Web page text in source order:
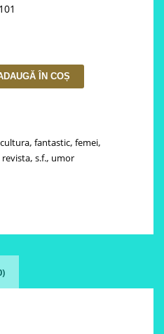
ÎN COȘ
cultura, fantastic, femei,
revista, s.f., umor